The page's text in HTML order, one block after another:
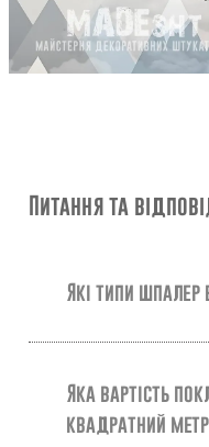
Питання та
Які типи шпалер
Яка вартість
квадратний